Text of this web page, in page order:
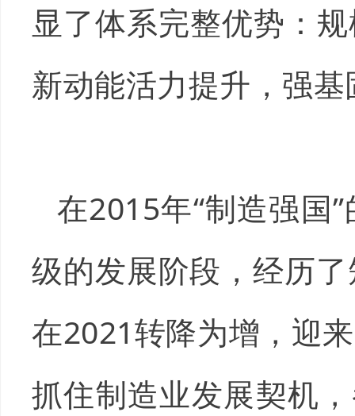
显了体系完整优势：
新动能活力提升，强
在2015年“制造强国
级的发展阶段，经历
在2021转降为增，迎
抓住制造业发展契机